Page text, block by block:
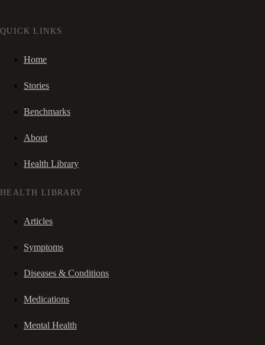
QUICK LINKS
Home
Stories
Benchmarks
About
Health Library
HEALTH LIBRARY
Articles
Symptoms
Diseases & Conditions
Medications
Mental Health